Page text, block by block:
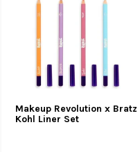
Makeup Revolution x Bratz
Kohl Liner Set